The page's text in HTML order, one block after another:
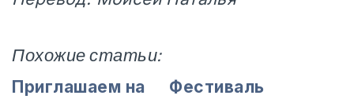
Похожие статьи:
Приглашаем на
Фестиваль